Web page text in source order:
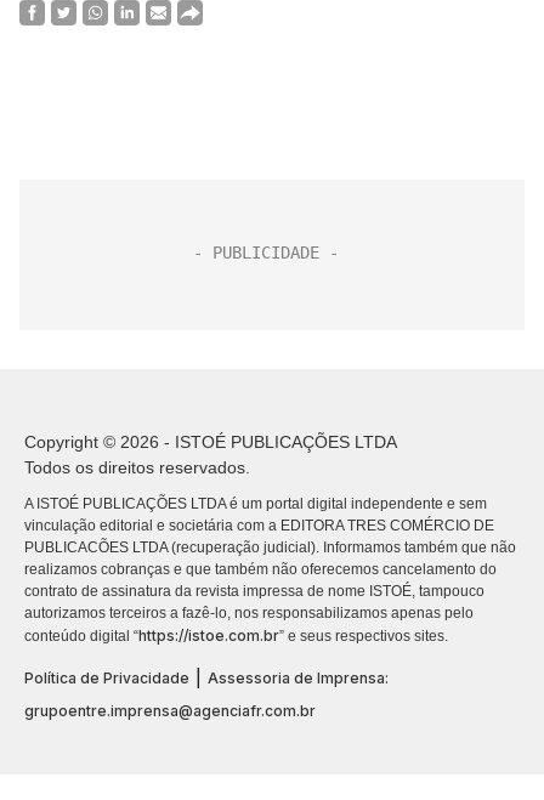
Copyright © 2026 - ISTOÉ PUBLICAÇÕES LTDA
Todos os direitos reservados.
A ISTOÉ PUBLICAÇÕES LTDA é um portal digital independente e sem
vinculação editorial e societária com a EDITORA TRES COMÉRCIO DE
PUBLICACÕES LTDA (recuperação judicial). Informamos também que não
realizamos cobranças e que também não oferecemos cancelamento do
contrato de assinatura da revista impressa de nome ISTOÉ, tampouco
autorizamos terceiros a fazê-lo, nos responsabilizamos apenas pelo
conteúdo digital “https://istoe.com.br” e seus respectivos sites.
Política de Privacidade
Assessoria de Imprensa:
grupoentre.imprensa@agenciafr.com.br